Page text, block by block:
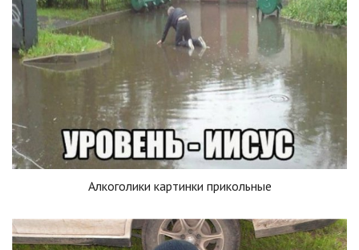
Алкоголики картинки прикольные